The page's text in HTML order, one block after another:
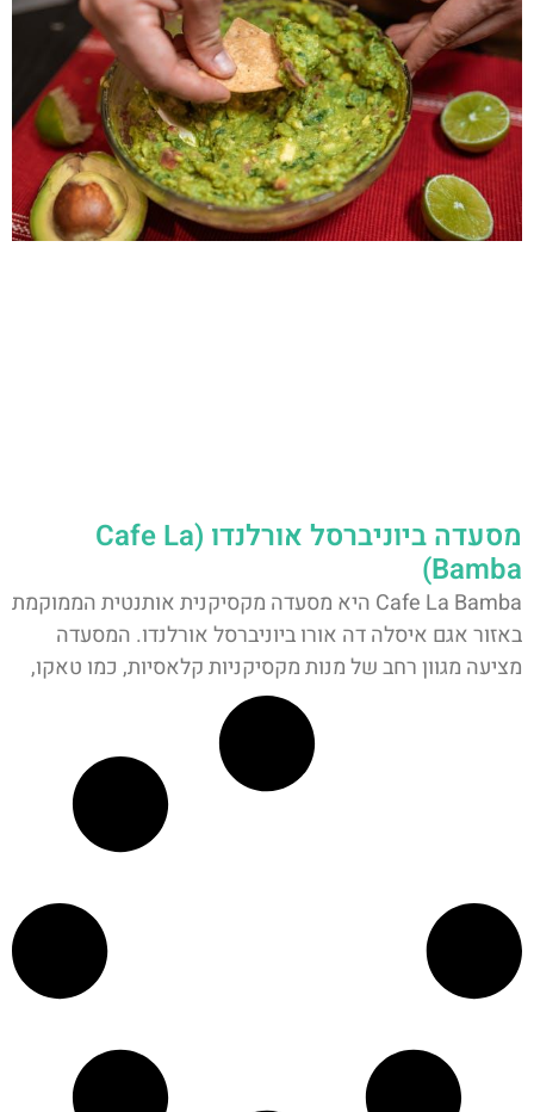
מסעדה ביוניברסל אורלנדו (Cafe La
Bamba)
Cafe La Bamba היא מסעדה מקסיקנית אותנטית הממוקמת
באזור אגם איסלה דה אורו ביוניברסל אורלנדו. המסעדה
מציעה מגוון רחב של מנות מקסיקניות קלאסיות, כמו טאקו,